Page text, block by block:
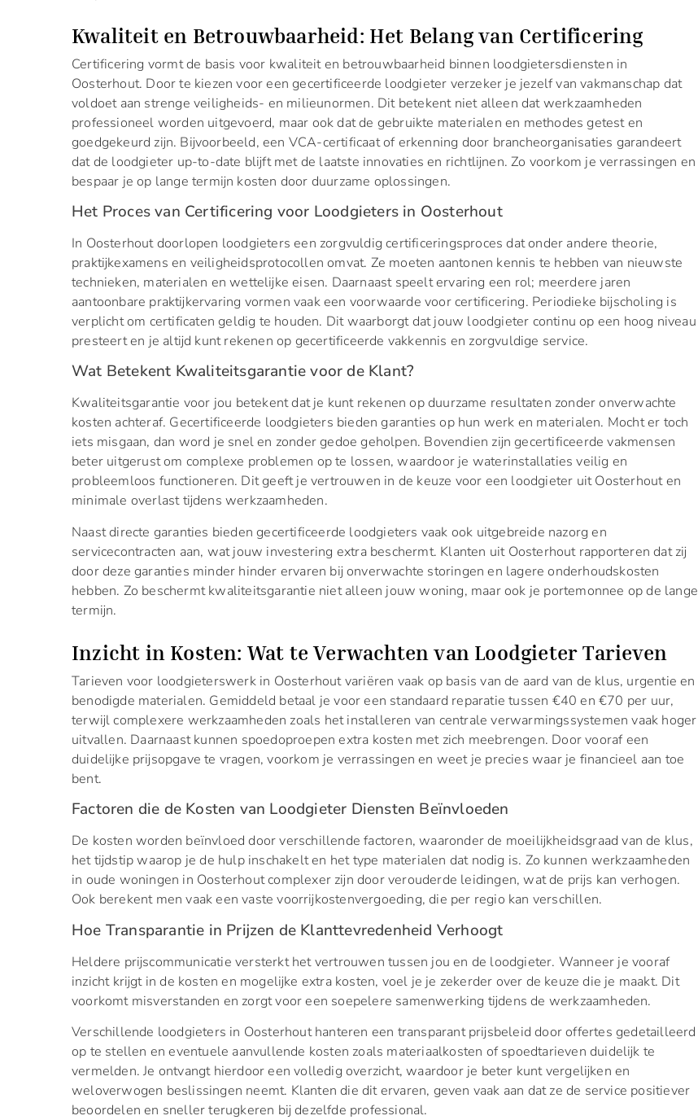
Kwaliteit en Betrouwbaarheid: Het Belang van Certificering
Certificering vormt de basis voor kwaliteit en betrouwbaarheid binnen loodgietersdiensten in
Oosterhout. Door te kiezen voor een gecertificeerde loodgieter verzeker je jezelf van vakmanschap dat
voldoet aan strenge veiligheids- en milieunormen. Dit betekent niet alleen dat werkzaamheden
professioneel worden uitgevoerd, maar ook dat de gebruikte materialen en methodes getest en
goedgekeurd zijn. Bijvoorbeeld, een VCA-certificaat of erkenning door brancheorganisaties garandeert
dat de loodgieter up-to-date blijft met de laatste innovaties en richtlijnen. Zo voorkom je verrassingen en
bespaar je op lange termijn kosten door duurzame oplossingen.
Het Proces van Certificering voor Loodgieters in Oosterhout
In Oosterhout doorlopen loodgieters een zorgvuldig certificeringsproces dat onder andere theorie,
praktijkexamens en veiligheidsprotocollen omvat. Ze moeten aantonen kennis te hebben van nieuwste
technieken, materialen en wettelijke eisen. Daarnaast speelt ervaring een rol; meerdere jaren
aantoonbare praktijkervaring vormen vaak een voorwaarde voor certificering. Periodieke bijscholing is
verplicht om certificaten geldig te houden. Dit waarborgt dat jouw loodgieter continu op een hoog niveau
presteert en je altijd kunt rekenen op gecertificeerde vakkennis en zorgvuldige service.
Wat Betekent Kwaliteitsgarantie voor de Klant?
Kwaliteitsgarantie voor jou betekent dat je kunt rekenen op duurzame resultaten zonder onverwachte
kosten achteraf. Gecertificeerde loodgieters bieden garanties op hun werk en materialen. Mocht er toch
iets misgaan, dan word je snel en zonder gedoe geholpen. Bovendien zijn gecertificeerde vakmensen
beter uitgerust om complexe problemen op te lossen, waardoor je waterinstallaties veilig en
probleemloos functioneren. Dit geeft je vertrouwen in de keuze voor een loodgieter uit Oosterhout en
minimale overlast tijdens werkzaamheden.
Naast directe garanties bieden gecertificeerde loodgieters vaak ook uitgebreide nazorg en
servicecontracten aan, wat jouw investering extra beschermt. Klanten uit Oosterhout rapporteren dat zij
door deze garanties minder hinder ervaren bij onverwachte storingen en lagere onderhoudskosten
hebben. Zo beschermt kwaliteitsgarantie niet alleen jouw woning, maar ook je portemonnee op de lange
termijn.
Inzicht in Kosten: Wat te Verwachten van Loodgieter Tarieven
Tarieven voor loodgieterswerk in Oosterhout variëren vaak op basis van de aard van de klus, urgentie en
benodigde materialen. Gemiddeld betaal je voor een standaard reparatie tussen €40 en €70 per uur,
terwijl complexere werkzaamheden zoals het installeren van centrale verwarmingssystemen vaak hoger
uitvallen. Daarnaast kunnen spoedoproepen extra kosten met zich meebrengen. Door vooraf een
duidelijke prijsopgave te vragen, voorkom je verrassingen en weet je precies waar je financieel aan toe
bent.
Factoren die de Kosten van Loodgieter Diensten Beïnvloeden
De kosten worden beïnvloed door verschillende factoren, waaronder de moeilijkheidsgraad van de klus,
het tijdstip waarop je de hulp inschakelt en het type materialen dat nodig is. Zo kunnen werkzaamheden
in oude woningen in Oosterhout complexer zijn door verouderde leidingen, wat de prijs kan verhogen.
Ook berekent men vaak een vaste voorrijkostenvergoeding, die per regio kan verschillen.
Hoe Transparantie in Prijzen de Klanttevredenheid Verhoogt
Heldere prijscommunicatie versterkt het vertrouwen tussen jou en de loodgieter. Wanneer je vooraf
inzicht krijgt in de kosten en mogelijke extra kosten, voel je je zekerder over de keuze die je maakt. Dit
voorkomt misverstanden en zorgt voor een soepelere samenwerking tijdens de werkzaamheden.
Verschillende loodgieters in Oosterhout hanteren een transparant prijsbeleid door offertes gedetailleerd
op te stellen en eventuele aanvullende kosten zoals materiaalkosten of spoedtarieven duidelijk te
vermelden. Je ontvangt hierdoor een volledig overzicht, waardoor je beter kunt vergelijken en
weloverwogen beslissingen neemt. Klanten die dit ervaren, geven vaak aan dat ze de service positiever
beoordelen en sneller terugkeren bij dezelfde professional.